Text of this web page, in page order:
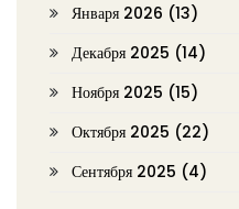
Января 2026 (13)
Декабря 2025 (14)
Ноября 2025 (15)
Октября 2025 (22)
Сентября 2025 (4)